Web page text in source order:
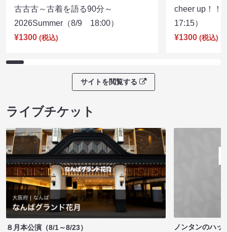
古古古～古着を語る90分～
2026Summer（8/9 18:00）
¥1300 (税込)
cheer up！
17:15）
¥1300 (税込)
サイトを閲覧する
ライブチケット
８月本公演（8/1～8/23）
ノンタンのハッ